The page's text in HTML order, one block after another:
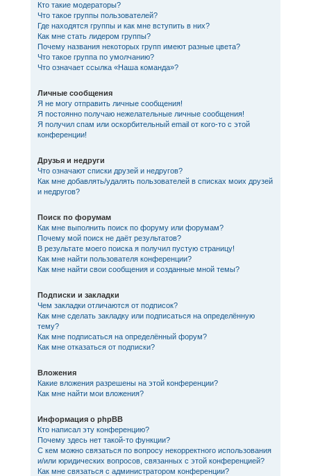
Кто такие модераторы?
Что такое группы пользователей?
Где находятся группы и как мне вступить в них?
Как мне стать лидером группы?
Почему названия некоторых групп имеют разные цвета?
Что такое группа по умолчанию?
Что означает ссылка «Наша команда»?
Личные сообщения
Я не могу отправить личные сообщения!
Я постоянно получаю нежелательные личные сообщения!
Я получил спам или оскорбительный email от кого-то с этой
конференции!
Друзья и недруги
Что означают списки друзей и недругов?
Как мне добавлять/удалять пользователей в списках моих друзей
и недругов?
Поиск по форумам
Как мне выполнить поиск по форуму или форумам?
Почему мой поиск не даёт результатов?
В результате моего поиска я получил пустую страницу!
Как мне найти пользователя конференции?
Как мне найти свои сообщения и созданные мной темы?
Подписки и закладки
Чем закладки отличаются от подписок?
Как мне сделать закладку или подписаться на определённую
тему?
Как мне подписаться на определённый форум?
Как мне отказаться от подписки?
Вложения
Какие вложения разрешены на этой конференции?
Как мне найти мои вложения?
Информация о phpBB
Кто написал эту конференцию?
Почему здесь нет такой-то функции?
С кем можно связаться по вопросу некорректного использования
и/или юридических вопросов, связанных с этой конференцией?
Как мне связаться с администратором конференции?